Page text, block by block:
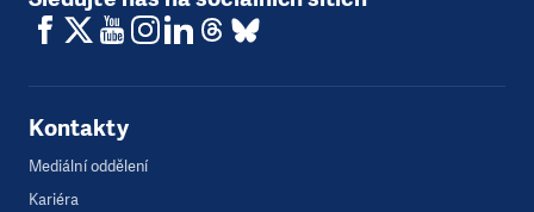
Kontakty
Mediální oddělení
Kariéra